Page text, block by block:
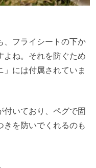
、フライシートの下か
よね。それを防ぐため
には付属されていま
付いており、ペグで固
を防いでくれるのも